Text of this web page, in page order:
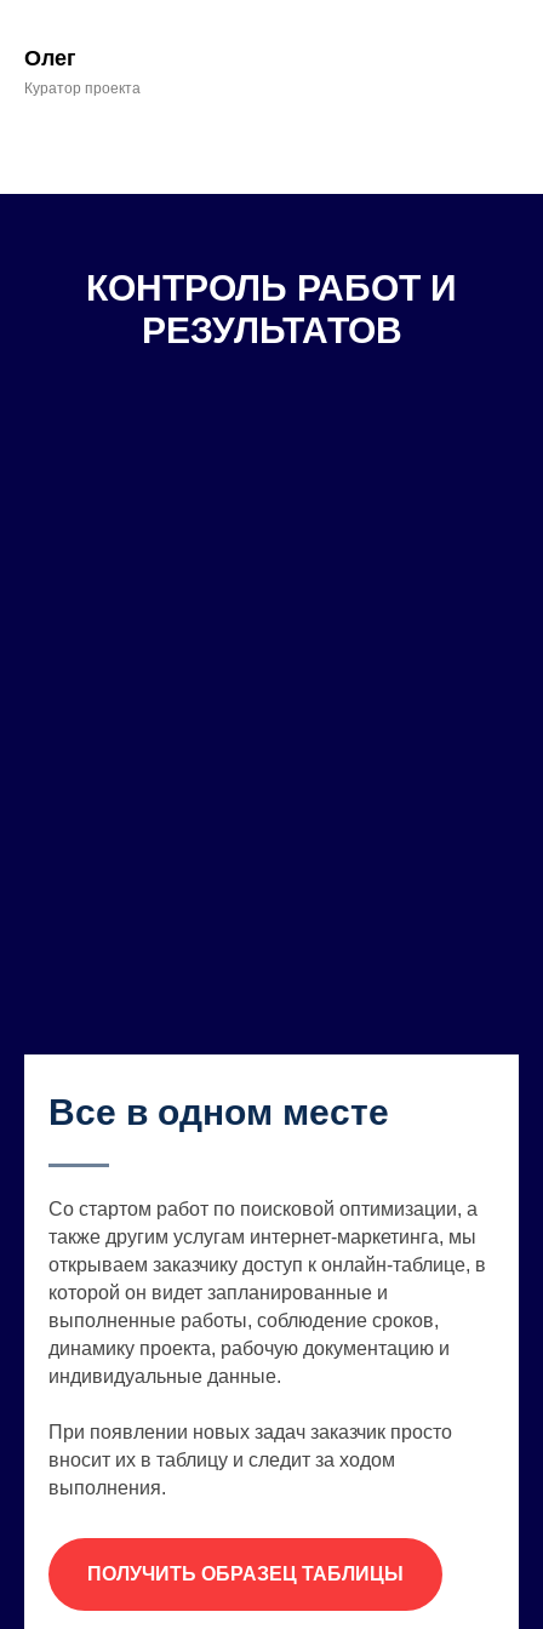
Олег
Куратор проекта
КОНТРОЛЬ РАБОТ И
РЕЗУЛЬТАТОВ
Все в одном месте
Со стартом работ по поисковой оптимизации, а
также другим услугам интернет-маркетинга, мы
открываем заказчику доступ к онлайн-таблице, в
которой он видет запланированные и
выполненные работы, соблюдение сроков,
динамику проекта, рабочую документацию и
индивидуальные данные.
При появлении новых задач заказчик просто
вносит их в таблицу и следит за ходом
выполнения.
ПОЛУЧИТЬ ОБРАЗЕЦ ТАБЛИЦЫ